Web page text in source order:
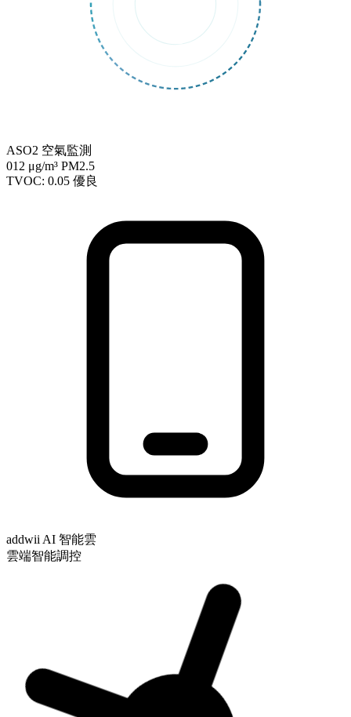
ASO2 空氣監測
012 μg/m³ PM2.5
TVOC: 0.05 優良
addwii AI 智能雲
雲端智能調控